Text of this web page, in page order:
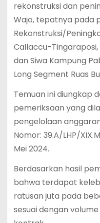
rekonstruksi dan
Wajo, tepatnya pada
Rekonstruksi/
Callaccu-Tingaraposi,
dan Siwa Kampung
Long Segment Ruas
Temuan ini diungkap
pemeriksaan yang
pengelolaan
Nomor: 39.A/LHP/
Mei 2024.
Berdasarkan hasil
bahwa terdapat
ratusan juta pada
sesuai dengan